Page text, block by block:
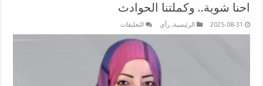
احنا شوية.. وكملتنا الحوادث
2025-08-31 الرئيسية,رأي التعليقات
شوية..
وكملتنا
الحوادث
مغلقة